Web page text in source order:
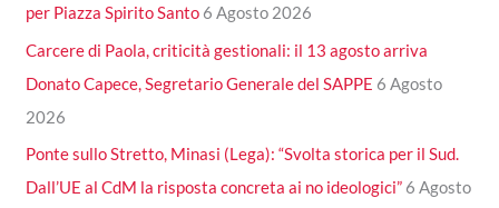
per Piazza Spirito Santo 6 Agosto 2026
Carcere di Paola, criticità gestionali: il 13 agosto arriva
Donato Capece, Segretario Generale del SAPPE 6 Agosto
2026
Ponte sullo Stretto, Minasi (Lega): “Svolta storica per il Sud.
Dall’UE al CdM la risposta concreta ai no ideologici” 6 Agosto